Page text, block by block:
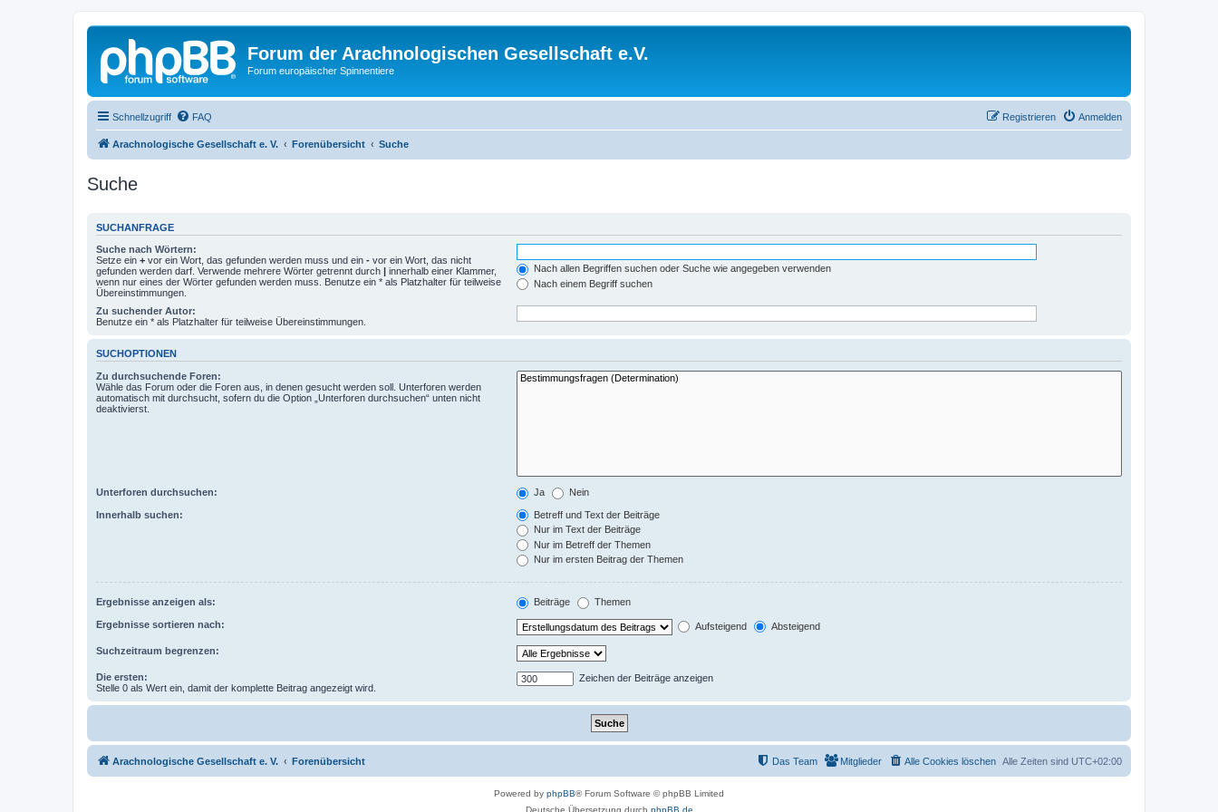
Forum der Arachnologischen Gesellschaft e.V.
Forum europäischer Spinnentiere
Schnellzugriff FAQ Anmelden
Registrieren
Arachnologische Gesellschaft e. V. Forenübersicht Suche
Suche
SUCHANFRAGE
Suche nach Wörtern:
Setze ein + vor ein Wort, das gefunden werden muss und ein - vor ein Wort, das nicht
gefunden werden darf. Verwende mehrere Wörter getrennt durch | innerhalb einer Klammer,
wenn nur eines der Wörter gefunden werden muss. Benutze ein * als Platzhalter für teilweise
Übereinstimmungen.
Nach allen Begriffen suchen oder Suche wie angegeben verwenden
Nach einem Begriff suchen
Zu suchender Autor:
Benutze ein * als Platzhalter für teilweise Übereinstimmungen.
SUCHOPTIONEN
Zu durchsuchende Foren:
Wähle das Forum oder die Foren aus, in denen gesucht werden soll. Unterforen werden
automatisch mit durchsucht, sofern du die Option „Unterforen durchsuchen“ unten nicht
deaktivierst.
Unterforen durchsuchen: Ja Nein
Innerhalb suchen:
Betreff und Text der Beiträge
Nur im Text der Beiträge
Nur im Betreff der Themen
Nur im ersten Beitrag der Themen
Ergebnisse anzeigen als: Beiträge Themen
Ergebnisse sortieren nach: Aufsteigend Absteigend
Suchzeitraum begrenzen:
Die ersten:
Stelle 0 als Wert ein, damit der komplette Beitrag angezeigt wird.
Zeichen der Beiträge anzeigen
Arachnologische Gesellschaft e. V. Forenübersicht Alle Zeiten sind UTC+02:00
Alle Cookies löschen
Mitglieder
Das Team
Powered by phpBB® Forum Software © phpBB Limited
Deutsche Übersetzung durch phpBB.de